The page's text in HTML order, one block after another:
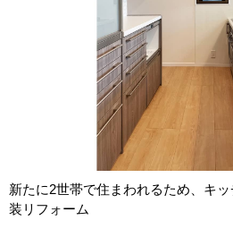
新たに2世帯で住まわれるため、キ
装リフォーム